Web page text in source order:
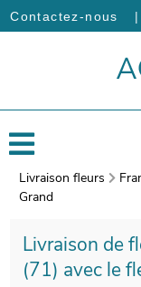
Contactez-nous |
Livraison fleurs
Grand
Livraison de
(71) avec le